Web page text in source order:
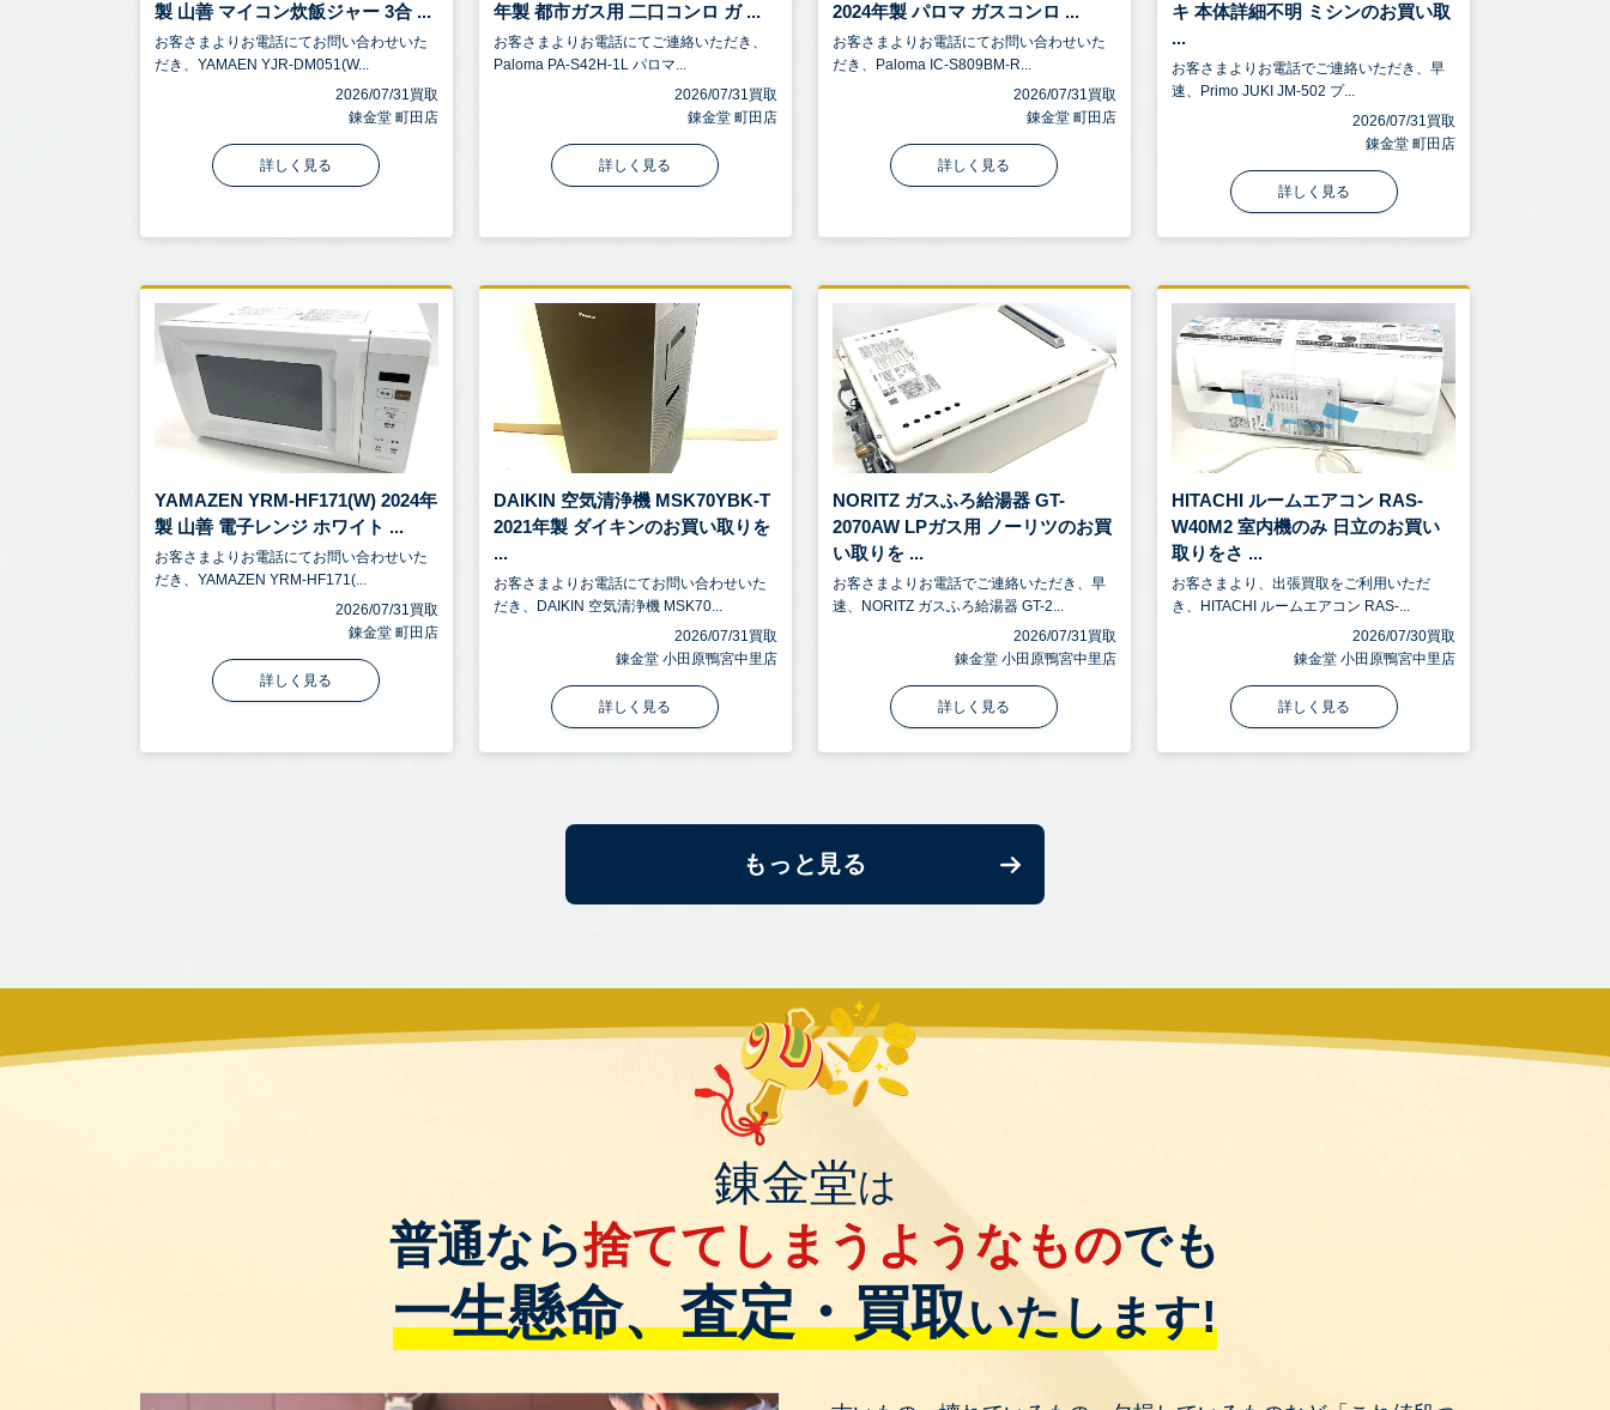
製 山善 マイコン炊飯ジャー 3合 ...
お客さまよりお電話にてお問い合わせいた
だき、YAMAEN YJR-DM051(W...
2026/07/31買取
錬金堂 町田店
詳しく見る
年製 都市ガス用 二口コンロ ガ ...
お客さまよりお電話にてご連絡いただき、
Paloma PA-S42H-1L パロマ...
2026/07/31買取
錬金堂 町田店
詳しく見る
2024年製 パロマ ガスコンロ ...
お客さまよりお電話にてお問い合わせいた
だき、Paloma IC-S809BM-R...
2026/07/31買取
錬金堂 町田店
詳しく見る
キ 本体詳細不明 ミシンのお買い取
...
お客さまよりお電話でご連絡いただき、早
速、Primo JUKI JM-502 プ...
2026/07/31買取
錬金堂 町田店
詳しく見る
YAMAZEN YRM-HF171(W) 2024年
製 山善 電子レンジ ホワイト ...
お客さまよりお電話にてお問い合わせいた
だき、YAMAZEN YRM-HF171(...
2026/07/31買取
錬金堂 町田店
詳しく見る
DAIKIN 空気清浄機 MSK70YBK-T
2021年製 ダイキンのお買い取りを
...
お客さまよりお電話にてお問い合わせいた
だき、DAIKIN 空気清浄機 MSK70...
2026/07/31買取
錬金堂 小田原鴨宮中里店
詳しく見る
NORITZ ガスふろ給湯器 GT-
2070AW LPガス用 ノーリツのお買
い取りを ...
お客さまよりお電話でご連絡いただき、早
速、NORITZ ガスふろ給湯器 GT-2...
2026/07/31買取
錬金堂 小田原鴨宮中里店
詳しく見る
HITACHI ルームエアコン RAS-
W40M2 室内機のみ 日立のお買い
取りをさ ...
お客さまより、出張買取をご利用いただ
き、HITACHI ルームエアコン RAS-...
2026/07/30買取
錬金堂 小田原鴨宮中里店
詳しく見る
もっと見る
錬金堂は
普通なら捨ててしまうようなものでも
一生懸命、査定・買取いたします!